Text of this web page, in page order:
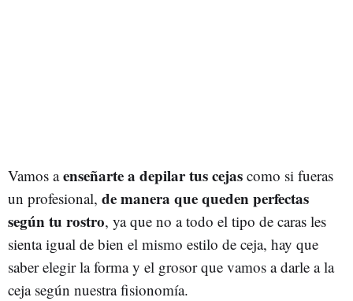
Vamos aenseñarte a depilar tus cejas como si fueras
un profesional, de manera que queden perfectas
según tu rostro, ya que no a todo el tipo de caras les
sienta igual de bien el mismo estilo de ceja, hay que
saber elegir la forma y el grosor que vamos a darle a la
ceja según nuestra fisionomía.